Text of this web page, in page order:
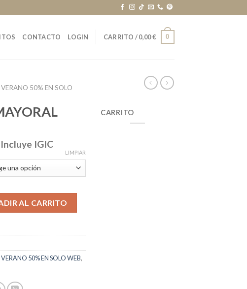
CONTACTO LOGIN CARRITO /0,00€ 0
50% EN SOLO
Incluye IGIC
LIMPIAR
AL CARRITO
50% EN SOLO WEB,
CARRITO